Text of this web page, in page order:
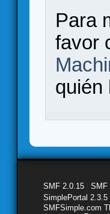
Para
favor
quién
SMF 2.0.15 SMF
SimplePortal
SMFSimple.com